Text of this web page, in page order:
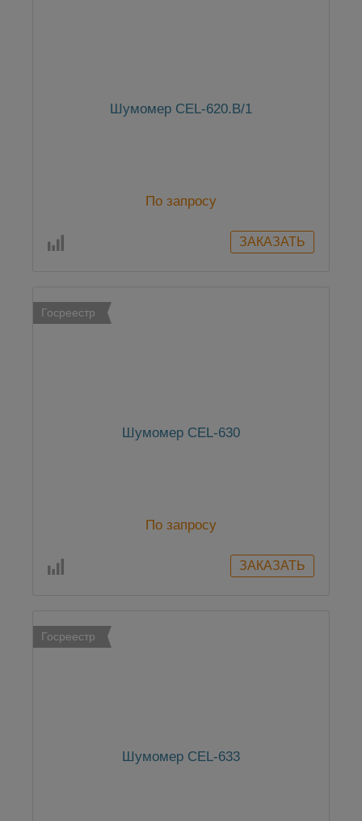
Шумомер CEL-620.B/1
По запросу
Госреестр
Шумомер CEL-630
По запросу
Госреестр
Шумомер CEL-633